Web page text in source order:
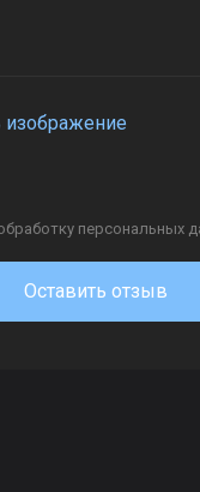
изображение
персональных
Оставить отзыв